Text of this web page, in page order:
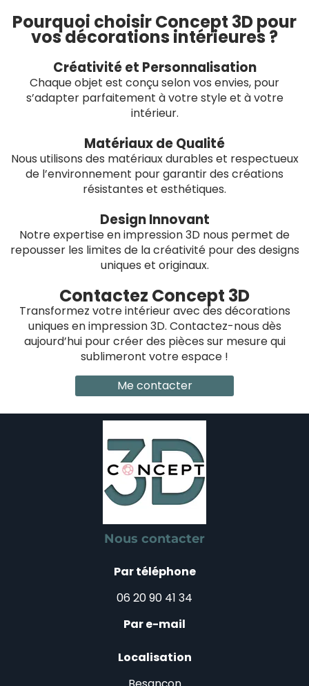
Pourquoi choisir Concept 3D pour
vos décorations intérieures ?
Créativité et Personnalisation
Chaque objet est conçu selon vos envies, pour
s’adapter parfaitement à votre style et à votre
intérieur.
Matériaux de Qualité
Nous utilisons des matériaux durables et respectueux
de l’environnement pour garantir des créations
résistantes et esthétiques.
Design Innovant
Notre expertise en impression 3D nous permet de
repousser les limites de la créativité pour des designs
uniques et originaux.
Contactez Concept 3D
Transformez votre intérieur avec des décorations
uniques en impression 3D. Contactez-nous dès
aujourd’hui pour créer des pièces sur mesure qui
sublimeront votre espace !
Me contacter
Nous contacter
Par téléphone
06 20 90 41 34
Par e-mail
Localisation